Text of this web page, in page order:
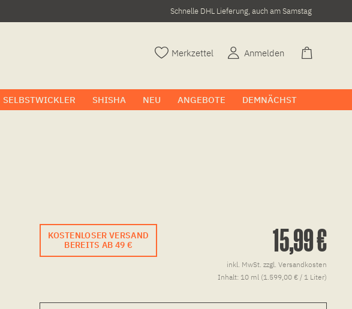
Schnelle DHL Lieferung, auch am Samstag
Merkzettel Anmelden
SELBSTWICKLER SHISHA NEU ANGEBOTE DEMNÄCHST
KOSTENLOSER VERSAND
BEREITS AB 49 €
15,99 €
inkl. MwSt. zzgl. Versandkosten
Inhalt: 10 ml (1.599,00 € / 1 Liter)